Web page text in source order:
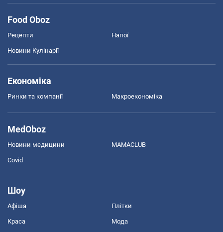
Food Oboz
Рецепти Напої
Новини Кулінарії
Економіка
Ринки та компанії Макроекономіка
MedOboz
Новини медицини MAMACLUB
Covid
Шоу
Афіша Плітки
Краса Мода